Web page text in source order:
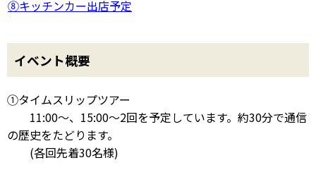
⑧キッチンカー出店予定
イベント概要
①タイムスリップツアー
11:00～、15:00～2回を予定しています。約30分で通信
の歴史をたどります。
(各回先着30名様)